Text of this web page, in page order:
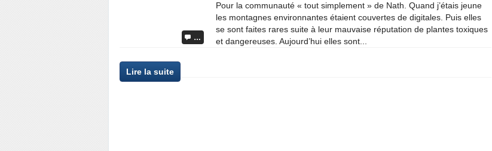
…
Pour la communauté « tout simplement » de Nath. Quand j’étais jeune
les montagnes environnantes étaient couvertes de digitales. Puis elles
se sont faites rares suite à leur mauvaise réputation de plantes toxiques
et dangereuses. Aujourd’hui elles sont...
Lire la suite